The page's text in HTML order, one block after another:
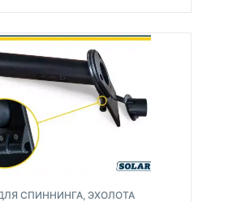
СПИННИНГА, ЭХОЛОТА